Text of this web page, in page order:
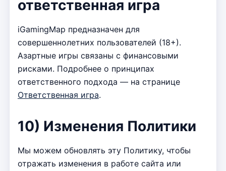
ответственная игра
iGamingMap предназначен для
совершеннолетних пользователей (18+).
Азартные игры связаны с финансовыми
рисками. Подробнее о принципах
ответственного подхода — на странице
Ответственная игра.
10) Изменения Политики
Мы можем обновлять эту Политику, чтобы
отражать изменения в работе сайта или